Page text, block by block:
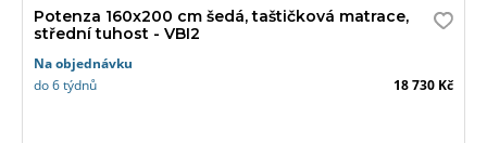
Potenza 160x200 cm šedá, taštičková matrace,
střední tuhost - VBI2
Na objednávku
do 6 týdnů
18 730 Kč